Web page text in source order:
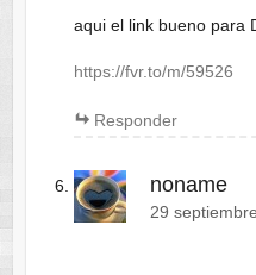
aqui el link bueno para
https://fvr.to/m/59526
Responder
noname
29